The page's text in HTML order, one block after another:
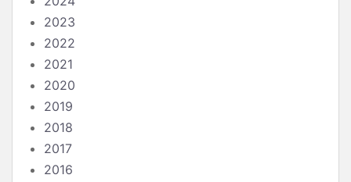
2023
2022
2021
2020
2019
2018
2017
2016